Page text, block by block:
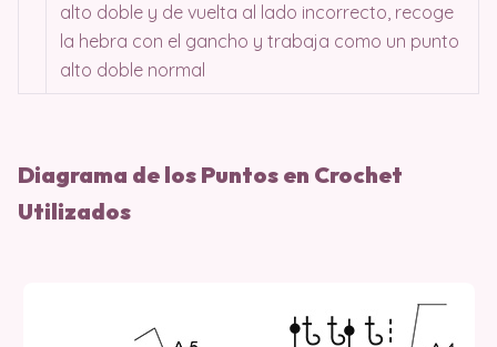
alto doble y de vuelta al lado incorrecto, recoge
la hebra con el gancho y trabaja como un punto
alto doble normal
Diagrama de los Puntos en Crochet
Utilizados